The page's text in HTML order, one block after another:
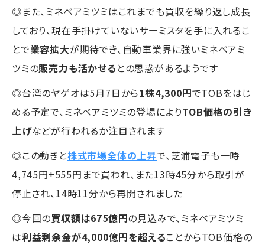
◎また、ミネベアミツミはこれまでも買収を繰り返し成長
しており、現在手掛けていないサーミスタを手に入れるこ
とで業容拡大が期待でき、自動車業界に強いミネベアミ
ツミの販売力も活かせる との思惑があるようです
◎台湾のヤゲオは5月7日から1株4,300円でTOBをはじ
める予定で、ミネベアミツミの登場によりTOB価格の引き
上げなどが行われるか注目されます
◎この動きと株式市場全体の上昇で、芝浦電子も一時
4,745円+555円まで買われ、また13時45分から取引が
停止され、14時11分から再開されました
◎今回の買収額は675億円の見込みで、ミネベアミツミ
は利益剰余金が4,000億円を超えることからTOB価格の